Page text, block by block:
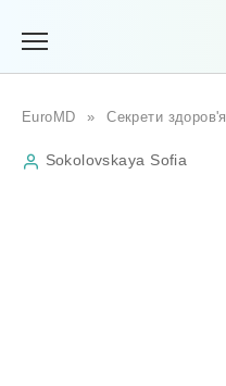
EuroMD » Секрети здоров'я
Sokolovskaya Sofia